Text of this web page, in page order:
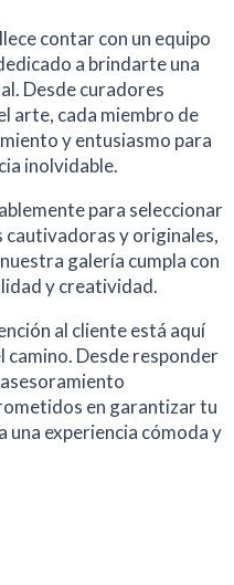
contar con un equipo
a brindarte una
Desde curadores
arte, cada miembro de
y entusiasmo para
inolvidable.
para seleccionar
cautivadoras y originales,
galería cumpla con
y creatividad.
al cliente está aquí
camino. Desde responder
en garantizar tu
una experiencia cómoda y